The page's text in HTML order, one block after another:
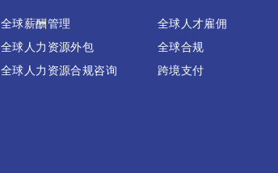
全球薪酬管理
全球人力资源外包
全球人力资源合规咨询
全球人才雇佣
全球合规
跨境支付